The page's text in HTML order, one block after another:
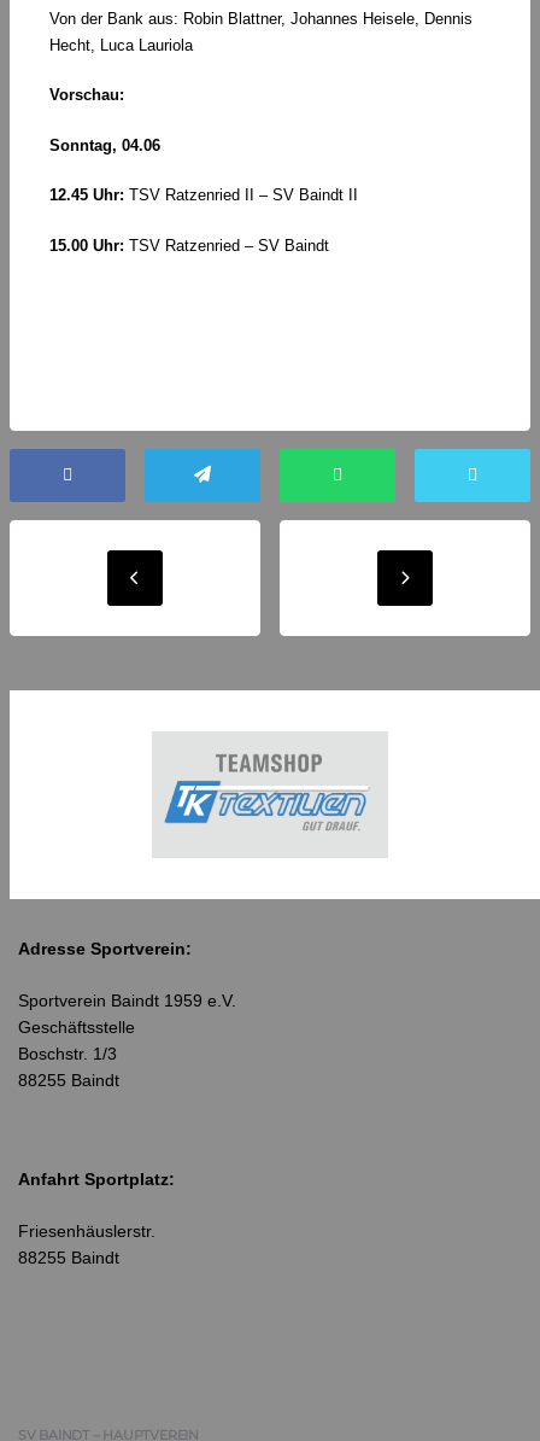
Von der Bank aus: Robin Blattner, Johannes Heisele, Dennis
Hecht, Luca Lauriola
Vorschau:
Sonntag, 04.06
12.45 Uhr: TSV Ratzenried II – SV Baindt II
15.00 Uhr: TSV Ratzenried – SV Baindt
Adresse Sportverein:
Sportverein Baindt 1959 e.V.
Geschäftsstelle
Boschstr. 1/3
88255 Baindt
Anfahrt Sportplatz:
Friesenhäuslerstr.
88255 Baindt
SV BAINDT – HAUPTVEREIN